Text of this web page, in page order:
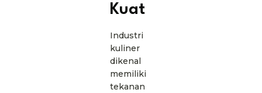
Kuat
Industri
kuliner
dikenal
memiliki
tekanan